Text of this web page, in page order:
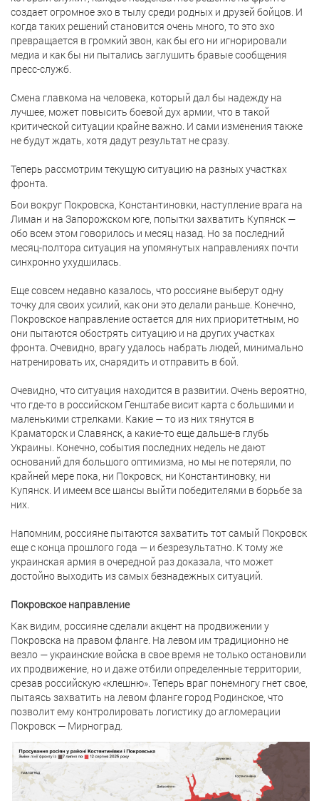
создает огромное эхо в тылу среди родных и друзей бойцов. И
когда таких решений становится очень много, то это эхо
превращается в громкий звон, как бы его ни игнорировали
медиа и как бы ни пытались заглушить бравые сообщения
пресс-служб.
Смена главкома на человека, который дал бы надежду на
лучшее, может повысить боевой дух армии, что в такой
критической ситуации крайне важно. И сами изменения также
не будут ждать, хотя дадут результат не сразу.
Теперь рассмотрим текущую ситуацию на разных участках
фронта.
Бои вокруг Покровска, Константиновки, наступление врага на
Лиман и на Запорожском юге, попытки захватить Купянск —
обо всем этом говорилось и месяц назад. Но за последний
месяц-полтора ситуация на упомянутых направлениях почти
синхронно ухудшилась.
Еще совсем недавно казалось, что россияне выберут одну
точку для своих усилий, как они это делали раньше. Конечно,
Покровское направление остается для них приоритетным, но
они пытаются обострять ситуацию и на других участках
фронта. Очевидно, врагу удалось набрать людей, минимально
натренировать их, снарядить и отправить в бой.
Очевидно, что ситуация находится в развитии. Очень вероятно,
что где-то в российском Генштабе висит карта с большими и
маленькими стрелками. Какие — то из них тянутся в
Краматорск и Славянск, а какие-то еще дальше-в глубь
Украины. Конечно, события последних недель не дают
оснований для большого оптимизма, но мы не потеряли, по
крайней мере пока, ни Покровск, ни Константиновку, ни
Купянск. И имеем все шансы выйти победителями в борьбе за
них.
Напомним, россияне пытаются захватить тот самый Покровск
еще с конца прошлого года — и безрезультатно. К тому же
украинская армия в очередной раз доказала, что может
достойно выходить из самых безнадежных ситуаций.
Покровское направление
Как видим, россияне сделали акцент на продвижении у
Покровска на правом фланге. На левом им традиционно не
везло — украинские войска в свое время не только остановили
их продвижение, но и даже отбили определенные территории,
срезав российскую «клешню». Теперь враг понемногу гнет свое,
пытаясь захватить на левом фланге город Родинское, что
позволит ему контролировать логистику до агломерации
Покровск — Мирноград.